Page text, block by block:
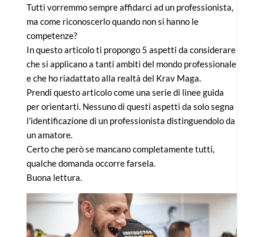
Tutti vorremmo sempre affidarci ad un professionista,
ma come riconoscerlo quando non si hanno le
competenze?
In questo articolo ti propongo 5 aspetti da considerare
che si applicano a tanti ambiti del mondo professionale
e che ho riadattato alla realtà del Krav Maga.
Prendi questo articolo come una serie di linee guida
per orientarti. Nessuno di questi aspetti da solo segna
l'identificazione di un professionista distinguendolo da
un amatore.
Certo che però se mancano completamente tutti,
qualche domanda occorre farsela.
Buona lettura.